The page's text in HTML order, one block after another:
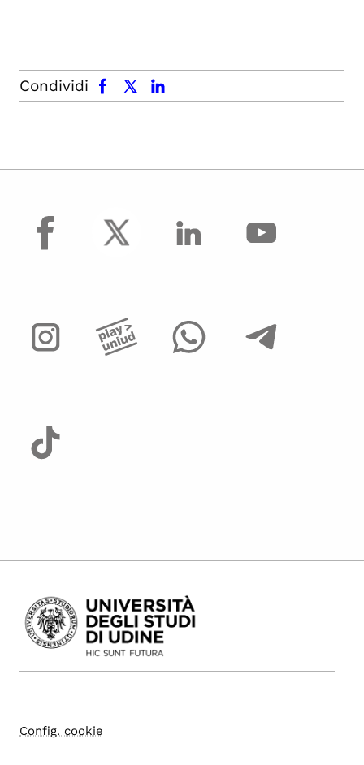
Condividi
facebook x.com linkedin
facebook
Config. cookie